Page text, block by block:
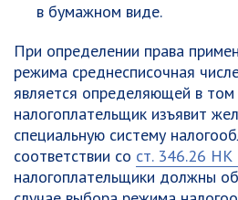
в бумажном виде.
При определении права
режима среднесписочная
является определяющей в том
налогоплательщик изъявит
специальную систему
соответствии со ст. 346.26
налогоплательщики должны